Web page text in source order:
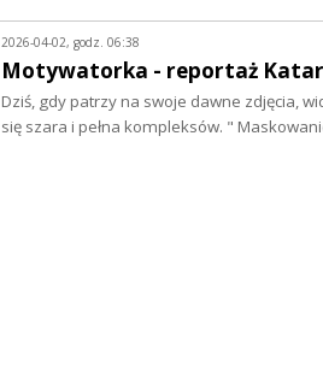
2026-04-02, godz. 06:38
Motywatorka - reportaż
Dziś, gdy patrzy na swoje dawne zdjęcia,
się szara i pełna kompleksów. "